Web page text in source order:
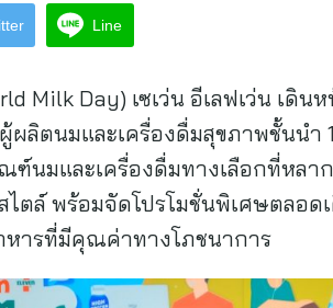
Line
Milk Day) เซเว่น อีเลฟเว่น เดิ
ลิตนมและเครื่องดื่มสุขภาพชั้นนำ
ฑ์นมและเครื่องดื่มทางเลือกที่หล
ไตล์ พร้อมจัดโปรโมชั่นพิเศษตลอ
ารที่มีคุณค่าทางโภชนาการ